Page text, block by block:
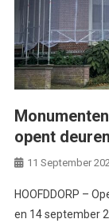
opent
11 September
HOOFDDORP –
en 14 september